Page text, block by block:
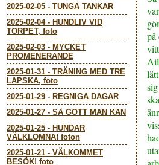
2025-02-05 - TUNGA TANKAR
2025-02-04- HUNDLIV VID
TORPET, foto
2025-02-03 - MYCKET
PROMENERANDE
2025-01-31 - TRÄNING MED TRE
LAPSKA, foto
2025-01-29 - REGNIGA DAGAR
2025-01-27 - SÅ GOTT MAN KAN
2025-01-25 - HUNDAR
VÄLKLOMNA! foton
2025-01-21 - VÄLKOMMET
BESÖK! foto
på